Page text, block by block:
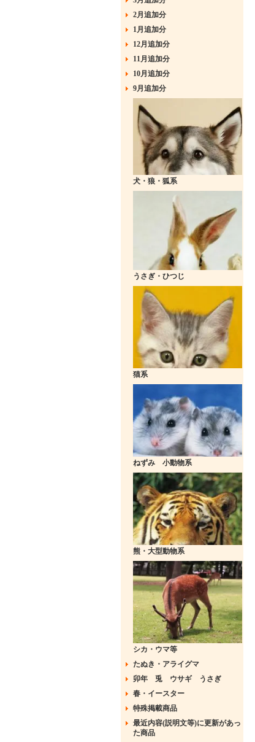
2月追加分
1月追加分
12月追加分
11月追加分
10月追加分
9月追加分
犬・狼・狐系
うさぎ・ひつじ
猫系
ねずみ 小動物系
熊・大型動物系
シカ・ウマ等
たぬき・アライグマ
卯年 兎 ウサギ うさぎ
春・イースター
特殊掲載商品
最近内容(説明文等)に更新があっ
た商品